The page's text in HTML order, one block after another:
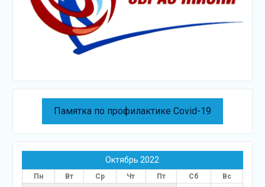
Памятка по профилактике Covid-19
Октябрь 2022
Пн Вт Ср Чт Пт Сб
Вс